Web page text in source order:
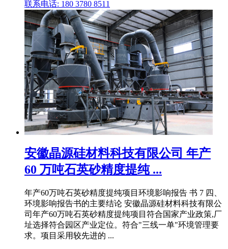
联系电话: 180 3780 8511
安徽晶源硅材料科技有限公司 年产
60 万吨石英砂精度提纯 ...
年产60万吨石英砂精度提纯项目环境影响报告 书 7 四、
环境影响报告书的主要结论 安徽晶源硅材料科技有限公
司年产60万吨石英砂精度提纯项目符合国家产业政策,厂
址选择符合园区产业定位。符合"三线一单"环境管理要
求。项目采用较先进的 ...